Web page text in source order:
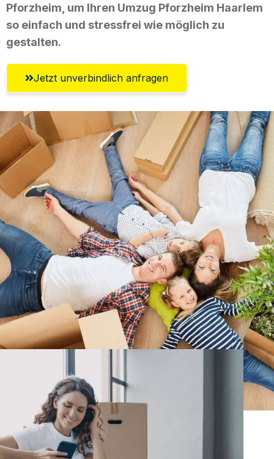
Pforzheim, um Ihren Umzug Pforzheim Haarlem
so einfach und stressfrei wie möglich zu
gestalten.
Jetzt unverbindlich anfragen